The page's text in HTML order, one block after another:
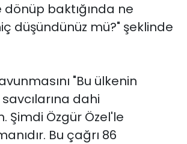
baktığında ne
düşündünüz mü?" şeklinde
"Bu ülkenin
dahi
Şimdi Özgür Özel'le
Bu çağrı 86